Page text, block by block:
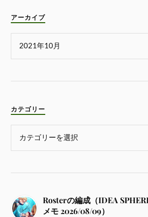
アーカイブ
カテゴリー
Rosterの編成（IDEA
メモ 2026/08/09）